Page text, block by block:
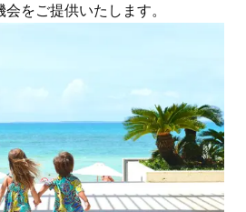
をご提供いたします。